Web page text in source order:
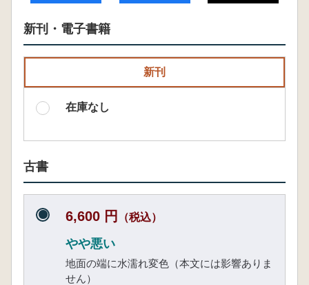
新刊・電子書籍
新刊
在庫なし
古書
6,600 円 （税込）
やや悪い
地面の端に水濡れ変色（本文には影響ありま
せん）